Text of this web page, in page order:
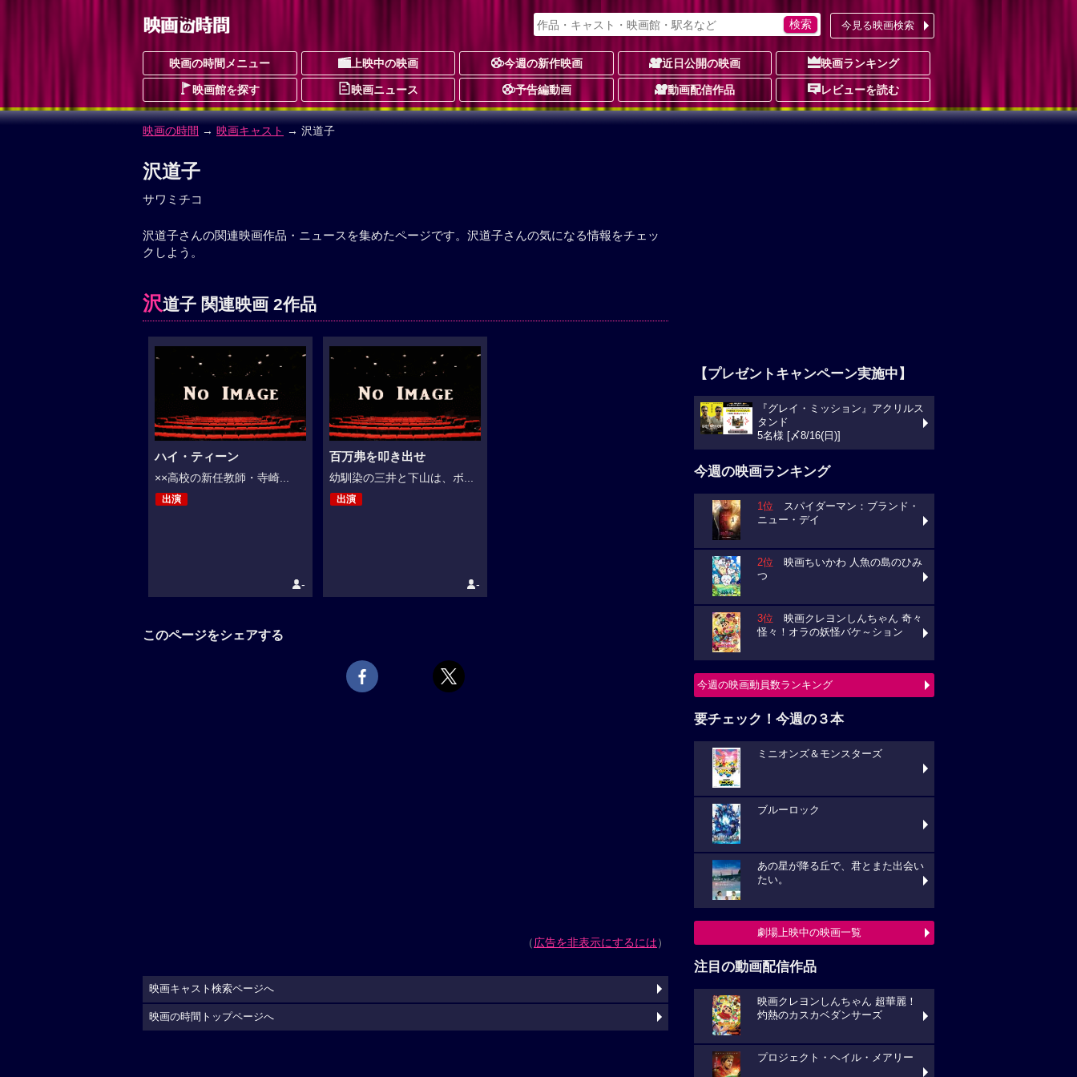
今見る映画検索
映画の時間メニュー 上映中の映画 今週の新作映画 近日公開の映画 映画ランキング
映画館を探す 映画ニュース 予告編動画 動画配信作品 レビューを読む
映画の時間 → 映画キャスト → 沢道子
沢道子
サワミチコ
沢道子さんの関連映画作品・ニュースを集めたページです。沢道子さんの気になる情報をチェッ
クしよう。
沢道子 関連映画 2作品
ハイ・ティーン
××高校の新任教師・寺崎...
出演
-
百万弗を叩き出せ
幼馴染の三井と下山は、ボ...
出演
-
このページをシェアする
（広告を非表示にするには）
【プレゼントキャンペーン実施中】
『グレイ・ミッション』アクリルス
タンド
5名様 [〆8/16(日)]
今週の映画ランキング
1位 スパイダーマン：ブランド・
ニュー・デイ
2位 映画ちいかわ 人魚の島のひみ
つ
3位 映画クレヨンしんちゃん 奇々
怪々！オラの妖怪バケ～ション
今週の映画動員数ランキング
要チェック！今週の３本
ミニオンズ＆モンスターズ
ブルーロック
あの星が降る丘で、君とまた出会い
たい。
劇場上映中の映画一覧
注目の動画配信作品
映画クレヨンしんちゃん 超華麗！
灼熱のカスカベダンサーズ
プロジェクト・ヘイル・メアリー
映画キャスト検索ページへ
映画の時間トップページへ